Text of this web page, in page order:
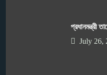
প্রধানমন্ত্রী
July 26,